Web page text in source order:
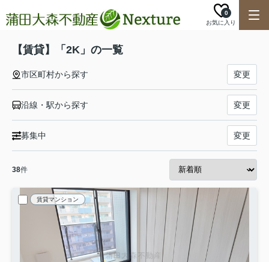
お気に入り
0
【賃貸】「2K」の一覧
市区町村から探す 変更
沿線・駅から探す 変更
募集中 変更
38件
賃貸マンション